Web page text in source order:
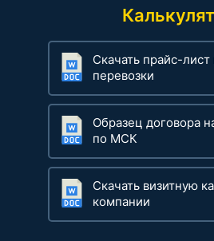
Скачать прайс-лист
перевозки
Образец договора
по МСК
Скачать визитную
компании